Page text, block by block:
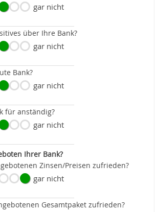
gar nicht
über Ihre Bank?
gar nicht
Bank?
gar nicht
für anständig?
gar nicht
Ihrer Bank?
Zinsen/Preisen zufrieden?
gar nicht
Gesamtpaket zufrieden?